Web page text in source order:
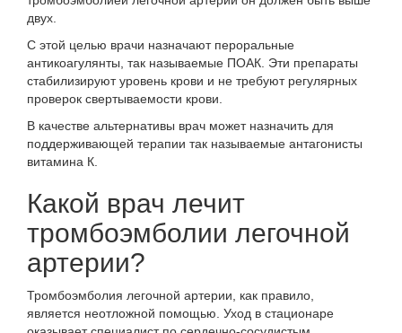
двух.
С этой целью врачи назначают пероральные
антикоагулянты, так называемые ПОАК. Эти препараты
стабилизируют уровень крови и не требуют регулярных
проверок свертываемости крови.
В качестве альтернативы врач может назначить для
поддерживающей терапии так называемые антагонисты
витамина К
Какой врач лечит
тромбоэмболии легочной
артерии?
Тромбоэмболия легочной артерии, как правило,
является неотложной помощью . Уход в стационаре